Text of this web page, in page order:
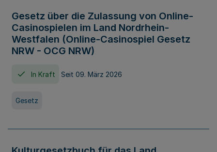
Gesetz über die Zulassung von Online-
Casinospielen im Land Nordrhein-
Westfalen (Online-Casinospiel Gesetz
NRW - OCG NRW)
In Kraft Seit 09. März 2026
Gesetz